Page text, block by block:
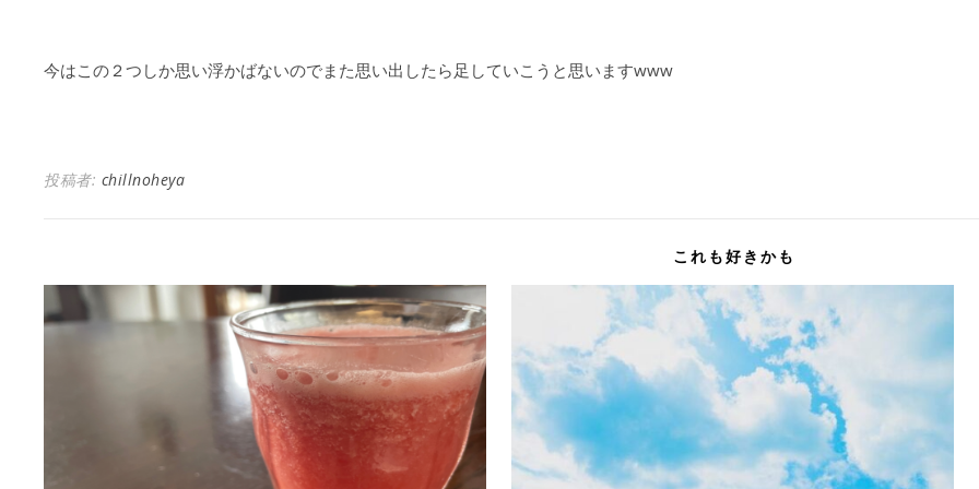
今はこの２つしか思い浮かばないのでまた思い出したら足していこうと思いますwww
投稿者: chillnoheya
これも好きかも